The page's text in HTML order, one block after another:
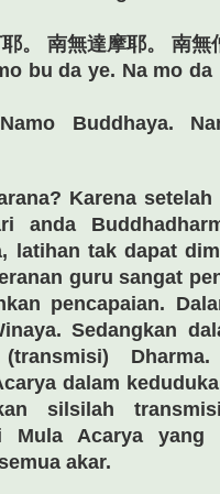
。 南無達摩耶。 南無
bu da ye. Na mo
Buddhaya.
Karena
anda
latihan tak dapat
guru sangat
pencapaian.
Sedangkan
dalam
silsilah
Mula Acarya yang
akar.